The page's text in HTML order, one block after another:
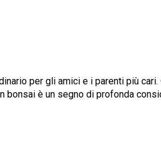
per gli amici e i parenti più
bonsai è un segno di profonda